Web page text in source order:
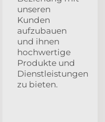
unseren
Kunden
aufzubauen
und ihnen
hochwertige
Produkte und
Dienstleistungen
zu bieten.